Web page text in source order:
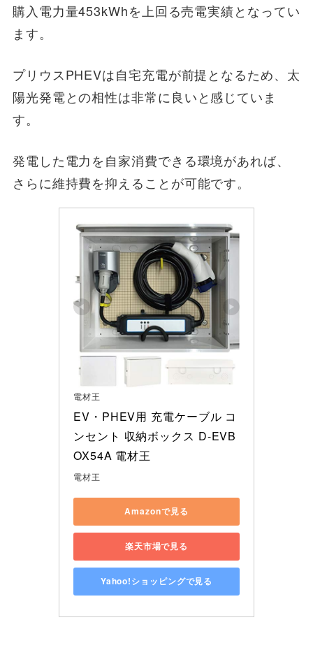
購入電力量453kWhを上回る売電実績となってい
ます。
プリウスPHEVは自宅充電が前提となるため、太
陽光発電との相性は非常に良いと感じていま
す。
発電した電力を自家消費できる環境があれば、
さらに維持費を抑えることが可能です。
電材王
EV・PHEV用 充電ケーブル コ
ンセント 収納ボックス D-EVB
OX54A 電材王
電材王
Amazonで見る
楽天市場で見る
Yahoo!ショッピングで見る